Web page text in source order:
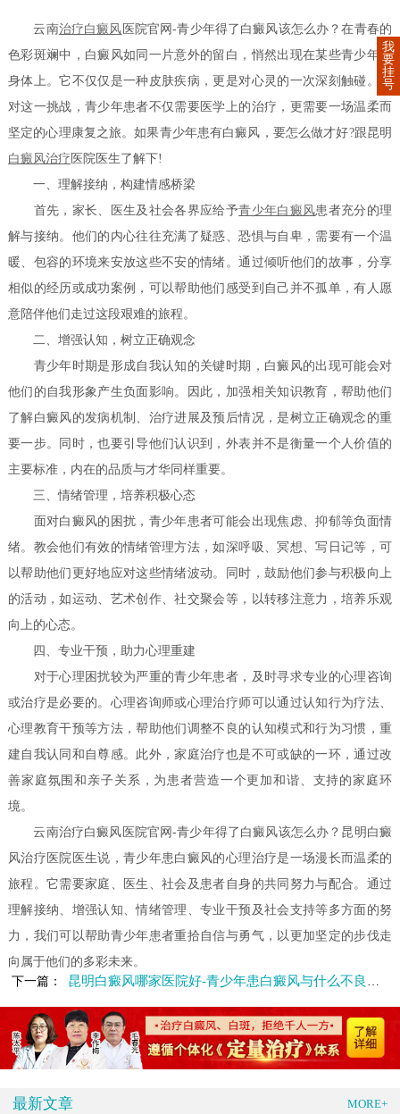
云南治疗白癜风 医院官网-青少年得了白癜风该怎么办？在青春的
色彩斑斓中，白癜风如同一片意外的留白，悄然出现在某些青少年的
身体上。它不仅仅是一种皮肤疾病，更是对心灵的一次深刻触碰。面
对这一挑战，青少年患者不仅需要医学上的治疗，更需要一场温柔而
坚定的心理康复之旅。如果青少年患有白癜风，要怎么做才好?跟昆明
白癜风治疗 医院医生了解下!
一、理解接纳，构建情感桥梁
首先，家长、医生及社会各界应给予青少年白癜风患者充分的理
解与接纳。他们的内心往往充满了疑惑、恐惧与自卑，需要有一个温
暖、包容的环境来安放这些不安的情绪。通过倾听他们的故事，分享
相似的经历或成功案例，可以帮助他们感受到自己并不孤单，有人愿
意陪伴他们走过这段艰难的旅程。
二、增强认知，树立正确观念
青少年时期是形成自我认知的关键时期，白癜风的出现可能会对
他们的自我形象产生负面影响。因此，加强相关知识教育，帮助他们
了解白癜风的发病机制、治疗进展及预后情况，是树立正确观念的重
要一步。同时，也要引导他们认识到，外表并不是衡量一个人价值的
主要标准，内在的品质与才华同样重要。
三、情绪管理，培养积极心态
面对白癜风的困扰，青少年患者可能会出现焦虑、抑郁等负面情
绪。教会他们有效的情绪管理方法，如深呼吸、冥想、写日记等，可
以帮助他们更好地应对这些情绪波动。同时，鼓励他们参与积极向上
的活动，如运动、艺术创作、社交聚会等，以转移注意力，培养乐观
向上的心态。
四、专业干预，助力心理重建
对于心理困扰较为严重的青少年患者，及时寻求专业的心理咨询
或治疗是必要的。心理咨询师或心理治疗师可以通过认知行为疗法、
心理教育干预等方法，帮助他们调整不良的认知模式和行为习惯，重
建自我认同和自尊感。此外，家庭治疗也是不可或缺的一环，通过改
善家庭氛围和亲子关系，为患者营造一个更加和谐、支持的家庭环
境。
云南治疗白癜风医院官网-青少年得了白癜风该怎么办？昆明白癜
风治疗医院医生说，青少年患白癜风的心理治疗是一场漫长而温柔的
旅程。它需要家庭、医生、社会及患者自身的共同努力与配合。通过
理解接纳、增强认知、情绪管理、专业干预及社会支持等多方面的努
力，我们可以帮助青少年患者重拾自信与勇气，以更加坚定的步伐走
向属于他们的多彩未来。
下一篇：
昆明白癜风哪家医院好-青少年患白癜风与什么不良习惯有关
最新文章 MORE+
我
要
挂
号